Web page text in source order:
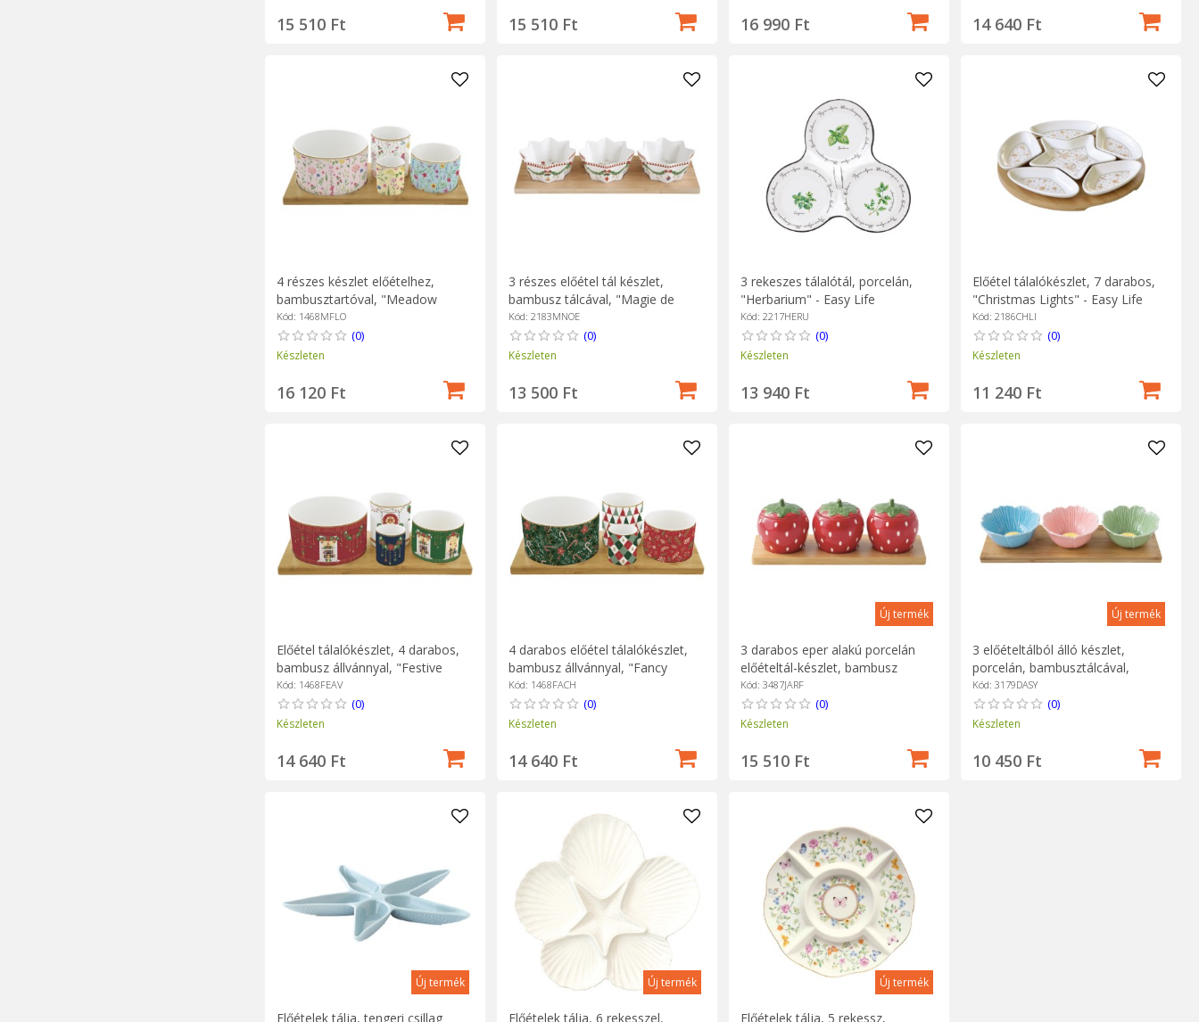
15 510 Ft 15 510 Ft 16 990 Ft 14 640 Ft
4 részes készlet előételhez,
bambusztartóval, "Meadow
Flowers" - Easy Life
Kód: 1468MFLO
(0)
Készleten
16 120 Ft
3 részes előétel tál készlet,
bambusz tálcával, "Magie de
Noel" - Easy Life
Kód: 2183MNOE
(0)
Készleten
13 500 Ft
3 rekeszes tálalótál, porcelán,
"Herbarium" - Easy Life
Kód: 2217HERU
(0)
Készleten
13 940 Ft
Előétel tálalókészlet, 7 darabos,
"Christmas Lights" - Easy Life
Kód: 2186CHLI
(0)
Készleten
11 240 Ft
Előétel tálalókészlet, 4 darabos,
bambusz állvánnyal, "Festive
Avenue" - Easy Life
Kód: 1468FEAV
(0)
Készleten
14 640 Ft
4 darabos előétel tálalókészlet,
bambusz állvánnyal, "Fancy
Christmas" - Easy Life
Kód: 1468FACH
(0)
Készleten
14 640 Ft
Új termék
3 darabos eper alakú porcelán
előételtál-készlet, bambusz
tálcával, "Jardin des Fraises" -
Easy Life
Kód: 3487JARF
(0)
Készleten
15 510 Ft
Új termék
3 előételtálból álló készlet,
porcelán, bambusztálcával,
"Daisy" - Easy Life
Kód: 3179DASY
(0)
Készleten
10 450 Ft
Új termék
Előételek tálja, tengeri csillag
Új termék
Előételek tálja, 6 rekesszel,
Új termék
Előételek tálja, 5 rekessz,